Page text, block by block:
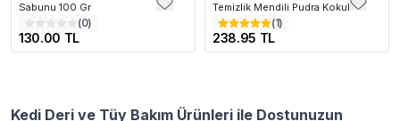
Sabunu 100 Gr
(0)
130.00 TL
Temizlik Mendili Pudra Kokulu
(1)
238.95 TL
Kedi Deri ve Tüy Bakım Ürünleri ile Dostunuzun